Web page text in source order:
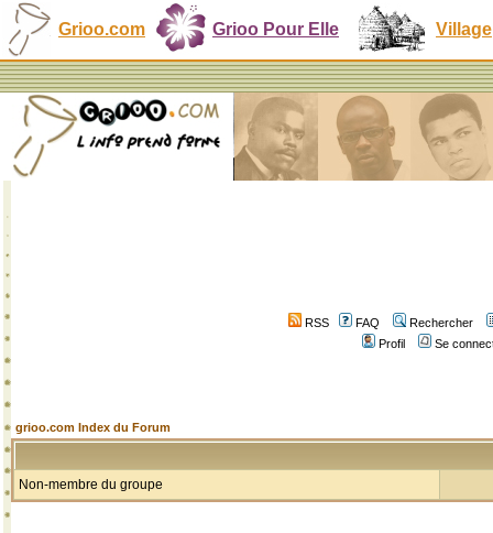
Grioo.com Grioo Pour Elle Village
RSS FAQ
Rechercher
Profil
Se
grioo.com Index du Forum
Non-membre du groupe